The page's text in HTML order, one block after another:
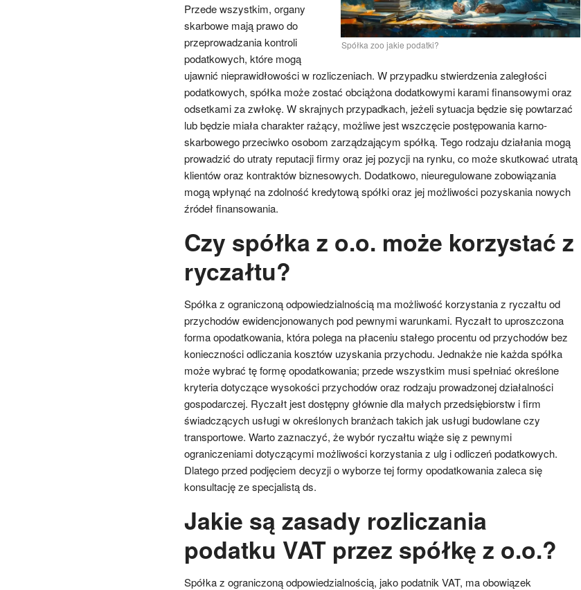
Spółka zoo jakie podatki?
Przede wszystkim, organy
skarbowe mają prawo do
przeprowadzania kontroli
podatkowych, które mogą
ujawnić nieprawidłowości w rozliczeniach. W przypadku stwierdzenia zaległości
podatkowych, spółka może zostać obciążona dodatkowymi karami finansowymi oraz
odsetkami za zwłokę. W skrajnych przypadkach, jeżeli sytuacja będzie się powtarzać
lub będzie miała charakter rażący, możliwe jest wszczęcie postępowania karno-
skarbowego przeciwko osobom zarządzającym spółką. Tego rodzaju działania mogą
prowadzić do utraty reputacji firmy oraz jej pozycji na rynku, co może skutkować utratą
klientów oraz kontraktów biznesowych. Dodatkowo, nieuregulowane zobowiązania
mogą wpłynąć na zdolność kredytową spółki oraz jej możliwości pozyskania nowych
źródeł finansowania.
Czy spółka z o.o. może korzystać z
ryczałtu?
Spółka z ograniczoną odpowiedzialnością ma możliwość korzystania z ryczałtu od
przychodów ewidencjonowanych pod pewnymi warunkami. Ryczałt to uproszczona
forma opodatkowania, która polega na płaceniu stałego procentu od przychodów bez
konieczności odliczania kosztów uzyskania przychodu. Jednakże nie każda spółka
może wybrać tę formę opodatkowania; przede wszystkim musi spełniać określone
kryteria dotyczące wysokości przychodów oraz rodzaju prowadzonej działalności
gospodarczej. Ryczałt jest dostępny głównie dla małych przedsiębiorstw i firm
świadczących usługi w określonych branżach takich jak usługi budowlane czy
transportowe. Warto zaznaczyć, że wybór ryczałtu wiąże się z pewnymi
ograniczeniami dotyczącymi możliwości korzystania z ulg i odliczeń podatkowych.
Dlatego przed podjęciem decyzji o wyborze tej formy opodatkowania zaleca się
konsultację ze specjalistą ds.
Jakie są zasady rozliczania
podatku VAT przez spółkę z o.o.?
Spółka z ograniczoną odpowiedzialnością, jako podatnik VAT, ma obowiązek